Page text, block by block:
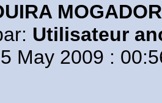
MOGADOR
Utilisateur
May 2009 :